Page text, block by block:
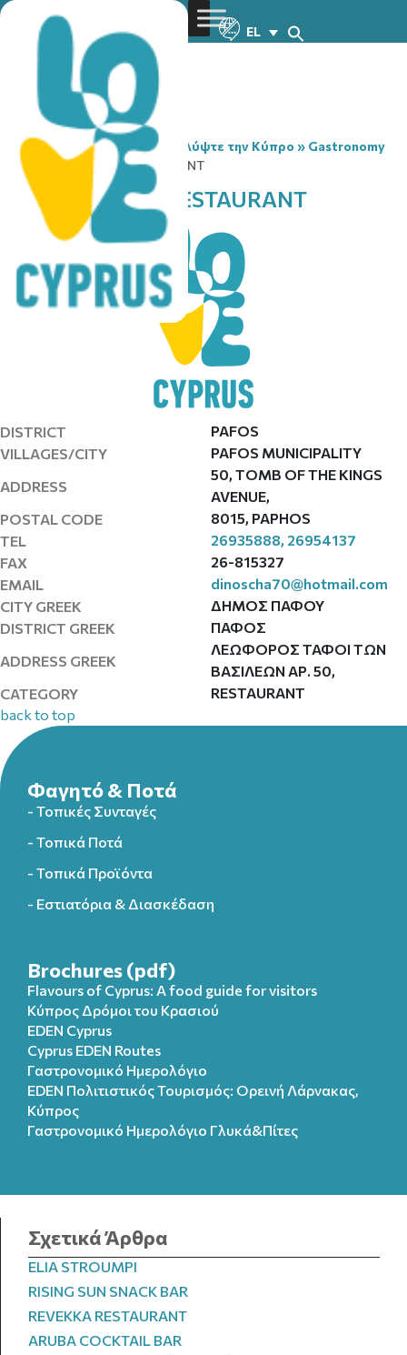
EL
You are here:Home» Ανακαλύψτε την Κύπρο » Gastronomy
» O’NEILL’S IRISH RESTAURANT
O’NEILL’S IRISH RESTAURANT
DISTRICT
PAFOS
VILLAGES/CITY
PAFOS MUNICIPALITY
ADDRESS
50, TOMB OF THE KINGS
AVENUE,
POSTAL CODE
8015, PAPHOS
TEL
26935888, 26954137
FAX
26-815327
EMAIL
dinoscha70@hotmail.com
CITY GREEK
ΔΗΜΟΣ ΠΑΦΟΥ
DISTRICT GREEK
ΠΑΦΟΣ
ADDRESS GREEK
ΛΕΩΦΟΡΟΣ ΤΑΦΟΙ ΤΩΝ
ΒΑΣΙΛΕΩΝ ΑΡ. 50,
CATEGORY
RESTAURANT
back to top
Φαγητό & Ποτά
- Τοπικές Συνταγές
- Τοπικά Ποτά
- Τοπικά Προϊόντα
- Εστιατόρια & Διασκέδαση
Brochures (pdf)
Flavours of Cyprus: A food guide for visitors
Κύπρος Δρόμοι του Κρασιού
EDEN Cyprus
Cyprus EDEN Routes
Γαστρονομικό Ημερολόγιο
EDEN Πολιτιστικός Τουρισμός: Ορεινή Λάρνακας,
Κύπρος
Γαστρονομικό Ημερολόγιo Γλυκά&Πίτες
Σχετικά Άρθρα
ELIA STROUMPI
RISING SUN SNACK BAR
REVEKKA RESTAURANT
ARUBA COCKTAIL BAR